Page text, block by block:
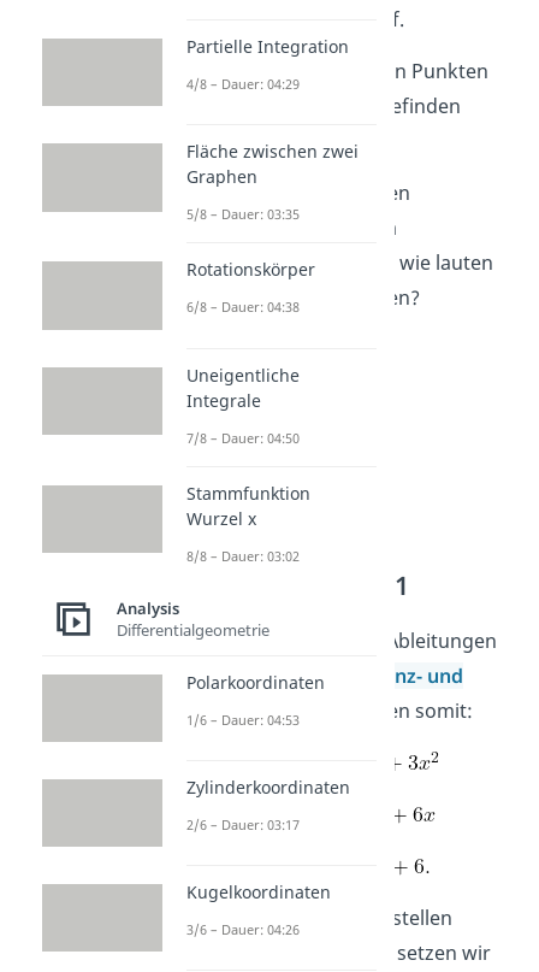
Ableitung der Funktion f.
b) Bestimme, an welchen Punkten
sich eine Wendestelle befinden
könnte.
c) Handelt es sich bei den
gefundenen Werten um
Wendestellen? Wenn ja, wie lauten
die genauen Koordinaten?
Lösung: Aufgabe 1
a) Zum Berechnen der Ableitungen
verwenden wir die
Potenz- und
Faktorregelund erhalten somit:
b) Um mögliche Wendestellen
ausrechnen zu können, setzen wir
Partielle Integration
4/8 – Dauer: 04:29
Fläche zwischen zwei
Graphen
5/8 – Dauer: 03:35
Rotationskörper
6/8 – Dauer: 04:38
Uneigentliche
Integrale
7/8 – Dauer: 04:50
Stammfunktion
Wurzel x
8/8 – Dauer: 03:02
Analysis
Differentialgeometrie
Polarkoordinaten
1/6 – Dauer: 04:53
Zylinderkoordinaten
2/6 – Dauer: 03:17
Kugelkoordinaten
3/6 – Dauer: 04:26